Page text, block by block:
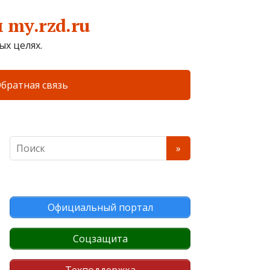
целях.
связь
Официальный портал
Соцзащита